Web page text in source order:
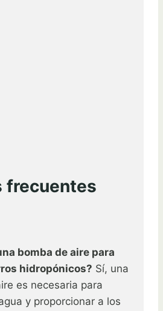
frecuentes
bomba de aire para
hidropónicos? Sí, una
es necesaria para
y proporcionar a los